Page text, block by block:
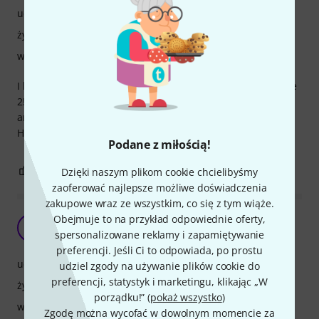
Podane z miłością!
Dzięki naszym plikom cookie chcielibyśmy
zaoferować najlepsze możliwe doświadczenia
zakupowe wraz ze wszystkim, co się z tym wiąże.
Obejmuje to na przykład odpowiednie oferty,
spersonalizowane reklamy i zapamiętywanie
preferencji. Jeśli Ci to odpowiada, po prostu
udziel zgody na używanie plików cookie do
preferencji, statystyk i marketingu, klikając „W
porządku!” (pokaż wszystko)
Zgodę można wycofać w dowolnym momencie za
I bought it for my friend, he was delighted (and he gave me
2!). Finish is really good on those, they look fantastic. They
are really hard, which I like. Box is neat and works great.
Highly recommend.
uchwyt
żywotność
wykończenie
0 0 ZGŁOŚ NADUŻYCIE
Michal Kowalczyk 23.05.2025
uchwyt
żywotność
wykończenie